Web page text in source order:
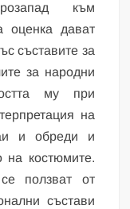
към
оценка дават
съставите за
за народни
му при
на
и обреди и
на костюмите.
ползват от
състави